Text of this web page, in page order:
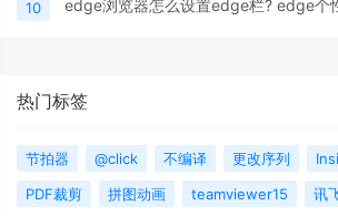
10 edge浏览器怎么设置edge栏? edge个
热门标签
节拍器 @click 不编译 更改序列
PDF裁剪
拼图动画 teamviewer15
讯